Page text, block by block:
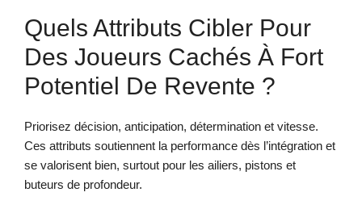
Quels Attributs Cibler Pour
Des Joueurs Cachés À Fort
Potentiel De Revente ?
Priorisez décision, anticipation, détermination et vitesse.
Ces attributs soutiennent la performance dès l’intégration et
se valorisent bien, surtout pour les ailiers, pistons et
buteurs de profondeur.